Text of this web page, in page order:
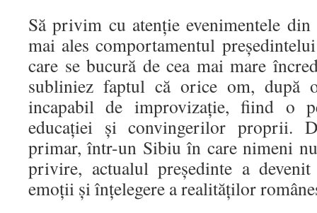
Să privim cu atenție evenimentele
mai ales comportamentul
care se bucură de cea mai mare
subliniez faptul că orice om, după
incapabil de improvizație, fiind o
educației și convingerilor proprii.
primar, într-un Sibiu în care nimeni
privire, actualul președinte a
emoții și înțelegere a realităților